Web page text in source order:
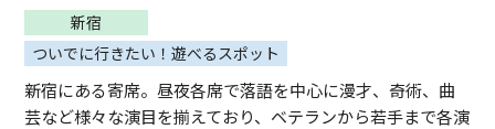
新宿
ついでに行きたい！遊べるスポット
新宿にある寄席。昼夜各席で落語を中心に漫才、奇術、曲
芸など様々な演目を揃えており、ベテランから若手まで各演